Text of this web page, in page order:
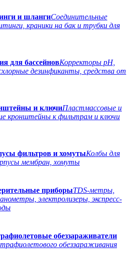
и шлангиСоединительные
краники на бак и трубки для
для бассейновКорректоры рН,
дезинфиканты, средства от
и ключиПластмассовые и
кронштейны к фильтрам и ключи
фильтров и хомутыКолбы для
мембран, хомуты
приборыTDS-метры,
электролизеры, экспресс-
обеззараживатели
обеззараживания